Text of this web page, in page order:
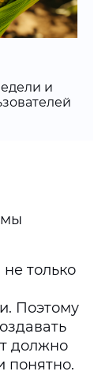
и
только
Поэтому
должно
понятно.